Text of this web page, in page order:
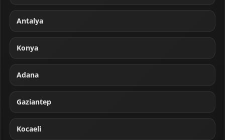
Antalya
Konya
Adana
Gaziantep
Kocaeli